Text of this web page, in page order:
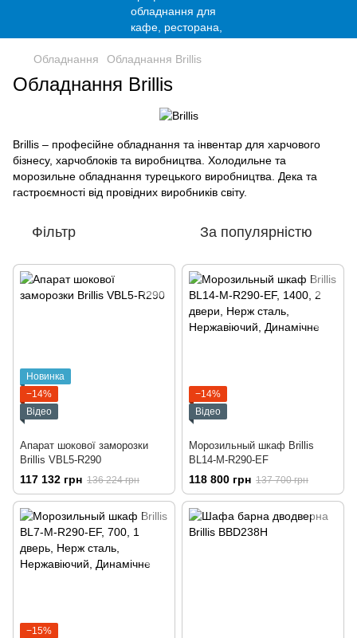
Обладнання Обладнання Brillis
Обладнання Brillis
Brillis – професійне обладнання та інвентар для харчового
бізнесу, харчоблоків та виробництва. Холодильне та
морозильне обладнання турецького виробництва. Дека та
гастроємності від провідних виробників світу.
Фільтр За популярністю
Новинка
−14%
Відео
Апарат шокової заморозки
Brillis VBL5-R290
117 132 грн 136 224 грн
−14%
Відео
Морозильный шкаф Brillis
BL14-M-R290-EF
118 800 грн 137 700 грн
−15%